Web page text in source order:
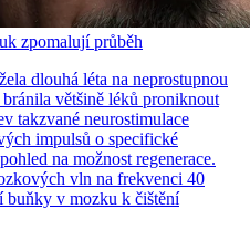
zpomalují průběh
dlouhá léta na neprostupnou
většině léků proniknout
takzvané neurostimulace
impulsů o specifické
na možnost regenerace.
vln na frekvenci 40
buňky v mozku k čištění